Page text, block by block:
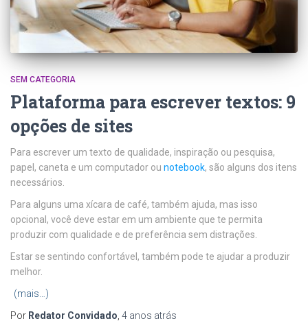
SEM CATEGORIA
Plataforma para escrever textos: 9
opções de sites
Para escrever um texto de qualidade, inspiração ou pesquisa,
papel, caneta e um computador ou notebook, são alguns dos itens
necessários.
Para alguns uma xícara de café, também ajuda, mas isso
opcional, você deve estar em um ambiente que te permita
produzir com qualidade e de preferência sem distrações.
Estar se sentindo confortável, também pode te ajudar a produzir
melhor.
(mais…)
Por Redator Convidado 4 anos atrás